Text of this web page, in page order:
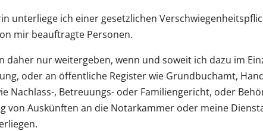
unterliege ich einer gesetzlichen
mir beauftragte Personen.
daher nur weitergeben, wenn und soweit ich dazu im
oder an öffentliche Register wie Grundbuchamt,
Nachlass-, Betreuungs- oder Familiengericht, oder
von Auskünften an die Notarkammer oder meine